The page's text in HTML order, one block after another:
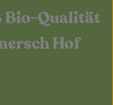
Bio-Qualität
Hof